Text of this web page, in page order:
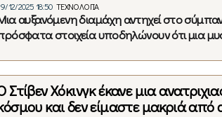
12/2025 18:50 ΤΕΧΝΟΛΟΓΊΑ
αυξανόμενη διαμάχη αντηχεί στο
στοιχεία υποδηλώνουν ότι μια
Στίβεν Χόκινγκ έκανε μια
και δεν είμαστε μακριά από